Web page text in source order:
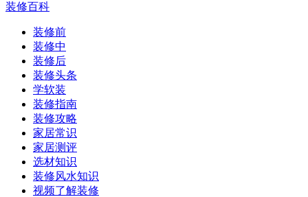
装修百科
装修前
装修中
装修后
装修头条
学软装
装修指南
装修攻略
家居常识
家居测评
选材知识
装修风水知识
视频了解装修